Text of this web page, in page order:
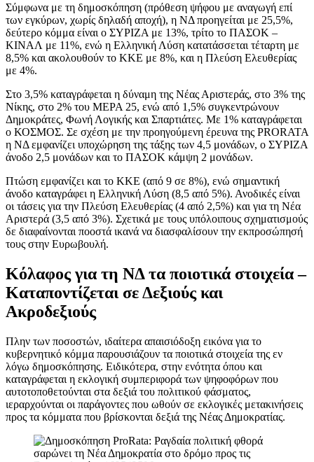
Σύμφωνα με τη δημοσκόπηση (πρόθεση ψήφου με αναγωγή επί
των εγκύρων, χωρίς δηλαδή αποχή), η ΝΔ προηγείται με 25,5%,
δεύτερο κόμμα είναι ο ΣΥΡΙΖΑ με 13%, τρίτο το ΠΑΣΟΚ –
ΚΙΝΑΛ με 11%, ενώ η Ελληνική Λύση κατατάσσεται τέταρτη με
8,5% και ακολουθούν το ΚΚΕ με 8%, και η Πλεύση Ελευθερίας
με 4%.
Στο 3,5% καταγράφεται η δύναμη της Νέας Αριστεράς, στο 3% της
Νίκης, στο 2% του ΜΕΡΑ 25, ενώ από 1,5% συγκεντρώνουν
Δημοκράτες, Φωνή Λογικής και Σπαρτιάτες. Με 1% καταγράφεται
ο ΚΟΣΜΟΣ. Σε σχέση με την προηγούμενη έρευνα της PRORATA
η ΝΔ εμφανίζει υποχώρηση της τάξης των 4,5 μονάδων, ο ΣΥΡΙΖΑ
άνοδο 2,5 μονάδων και το ΠΑΣΟΚ κάμψη 2 μονάδων.
Πτώση εμφανίζει και το ΚΚΕ (από 9 σε 8%), ενώ σημαντική
άνοδο καταγράφει η Ελληνική Λύση (8,5 από 5%). Ανοδικές είναι
οι τάσεις για την Πλεύση Ελευθερίας (4 από 2,5%) και για τη Νέα
Αριστερά (3,5 από 3%). Σχετικά με τους υπόλοιπους σχηματισμούς
δε διαφαίνονται ποοστά ικανά να διασφαλίσουν την εκπροσώπησή
τους στην Ευρωβουλή.
Κόλαφος για τη ΝΔ τα ποιοτικά στοιχεία –
Καταποντίζεται σε Δεξιούς και
Ακροδεξιούς
Πλην των ποσοστών, ιδαίτερα απαισιόδοξη εικόνα για το
κυβερνητικό κόμμα παρουσιάζουν τα ποιοτικά στοιχεία της εν
λόγω δημοσκόπησης. Ειδικότερα, στην ενότητα όπου και
καταγράφεται η εκλογική συμπεριφορά των ψηφοφόρων που
αυτοτοποθετούνται στα δεξιά του πολιτικού φάσματος,
ιεραρχούνται οι παράγοντες που ωθούν σε εκλογικές μετακινήσεις
προς τα κόμματα που βρίσκονται δεξιά της Νέας Δημοκρατίας.